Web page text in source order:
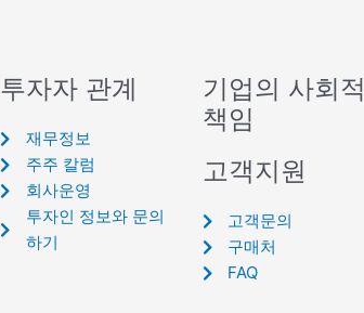
투자자 관계
재무정보
주주 칼럼
회사운영
투자인 정보와 문의
하기
기업의 사회적
책임
고객지원
고객문의
구매처
FAQ